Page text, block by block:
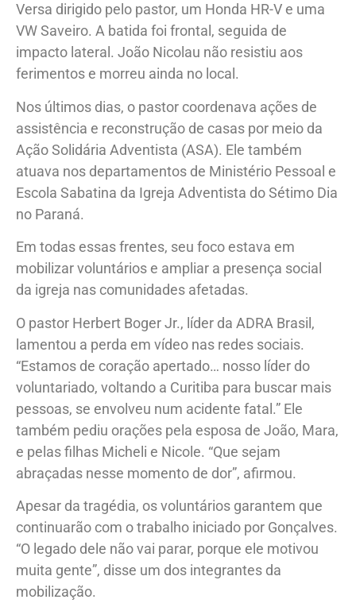
Versa dirigido pelo pastor, um Honda HR-V e uma
VW Saveiro. A batida foi frontal, seguida de
impacto lateral. João Nicolau não resistiu aos
ferimentos e morreu ainda no local.
Nos últimos dias, o pastor coordenava ações de
assistência e reconstrução de casas por meio da
Ação Solidária Adventista (ASA). Ele também
atuava nos departamentos de Ministério Pessoal e
Escola Sabatina da Igreja Adventista do Sétimo Dia
no Paraná.
Em todas essas frentes, seu foco estava em
mobilizar voluntários e ampliar a presença social
da igreja nas comunidades afetadas.
O pastor Herbert Boger Jr., líder da ADRA Brasil,
lamentou a perda em vídeo nas redes sociais.
“Estamos de coração apertado… nosso líder do
voluntariado, voltando a Curitiba para buscar mais
pessoas, se envolveu num acidente fatal.” Ele
também pediu orações pela esposa de João, Mara,
e pelas filhas Micheli e Nicole. “Que sejam
abraçadas nesse momento de dor”, afirmou.
Apesar da tragédia, os voluntários garantem que
continuarão com o trabalho iniciado por Gonçalves.
“O legado dele não vai parar, porque ele motivou
muita gente”, disse um dos integrantes da
mobilização.